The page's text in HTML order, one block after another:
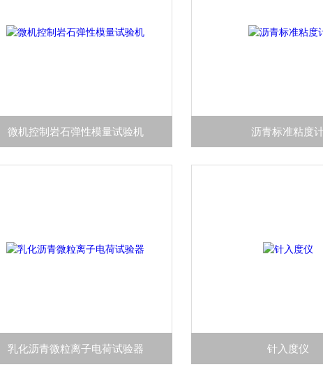
微机控制岩石弹性模量试验机 沥青标准粘度计
乳化沥青微粒离子电荷试验器 针入度仪